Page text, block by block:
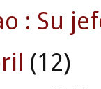
: Su
(12)